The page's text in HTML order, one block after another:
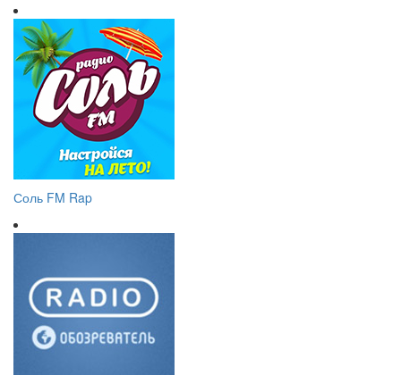
Соль FM Rap